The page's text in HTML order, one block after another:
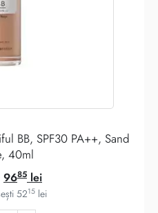
BB, SPF30 PA++, Sand
40ml
Prețul
inițial
9685 leiPrețul
curent
5215 lei